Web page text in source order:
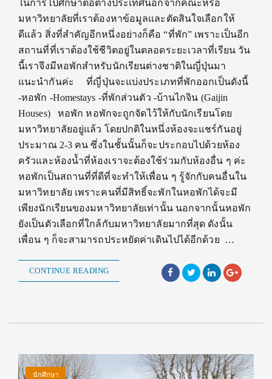
ในการไปศึกษาต่อต่างประเทศนอกจากคณะหรือ
มหาวิทยาลัยที่เราต้องหาข้อมูลและตัดสินใจเลือกให้
ดีแล้ว สิ่งที่สำคัญอีกหนึ่งอย่างก็คือ “ที่พัก” เพราะเป็นอีก
สถานที่ที่เราต้องใช้ชีวิตอยู่ในตลอดระยะเวลาที่เรียน วัน
นี้เราจึงมีหอพักสำหรับนักเรียนต่างชาติในญี่ปุ่นมา
แนะนำกันค่ะ ที่ญี่ปุ่นจะแบ่งประเภทที่พักออกเป็นดังนี้
-หอพัก -Homestays -ที่พักส่วนตัว -บ้านไกจิน (Gaijin
Houses) หอพัก หอพักจะถูกจัดไว้ให้กับนักเรียนโดย
มหาวิทยาลัยอยู่แล้ว โดยปกติในหนึ่งห้องจะแชร์กันอยู่
ประมาณ 2-3 คน ซึ่งในชั้นนั้นก็จะประกอบไปด้วยห้อง
ครัวและห้องน้ำที่ห้องเราจะต้องใช้ร่วมกับห้องอื่น ๆ ค่ะ
หอพักเป็นสถานที่ที่ดีที่จะทำให้เพื่อน ๆ รู้จักกับคนอื่นใน
มหาวิทยาลัย เพราะคนที่มีสิทธิ์จะพักในหอพักได้จะมี
เพียงนักเรียนของมหาวิทยาลัยเท่านั้น นอกจากนั้นหอพัก
ยังเป็นตัวเลือกที่ใกล้กับมหาวิทยาลัยมากที่สุด ดังนั้น
เพื่อน ๆ ก็จะสามารถประหยัดค่าเดินไปได้อีกด้วย …
CONTINUE READING
นักศึกษา